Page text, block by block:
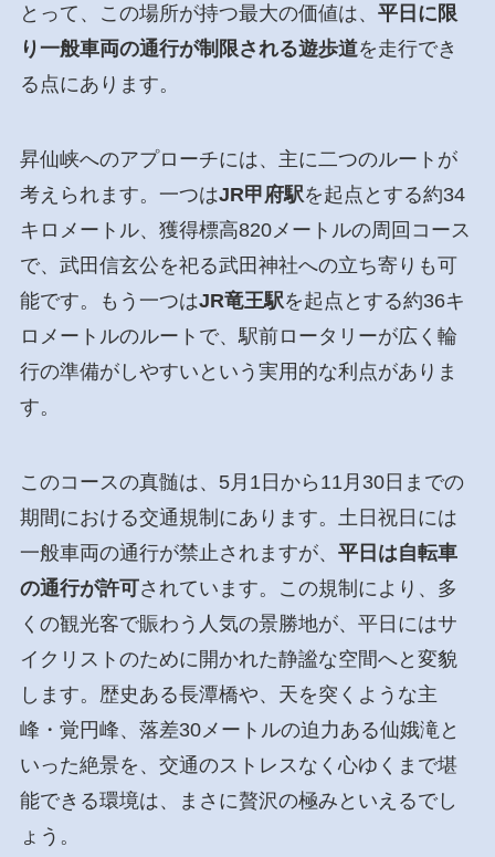
とって、この場所が持つ最大の価値は、 平日に限
り一般車両の通行が制限される遊歩道を走行でき
る点にあります。
昇仙峡へのアプローチには、主に二つのルートが
考えられます。一つはJR甲府駅を起点とする約34
キロメートル、獲得標高820メートルの周回コース
で、武田信玄公を祀る武田神社への立ち寄りも可
能です。もう一つはJR竜王駅を起点とする約36キ
ロメートルのルートで、駅前ロータリーが広く輪
行の準備がしやすいという実用的な利点がありま
す。
このコースの真髄は、5月1日から11月30日までの
期間における交通規制にあります。土日祝日には
一般車両の通行が禁止されますが、 平日は自転車
の通行が許可されています。この規制により、多
くの観光客で賑わう人気の景勝地が、平日にはサ
イクリストのために開かれた静謐な空間へと変貌
します。歴史ある長潭橋や、天を突くような主
峰・覚円峰、落差30メートルの迫力ある仙娥滝と
いった絶景を、交通のストレスなく心ゆくまで堪
能できる環境は、まさに贅沢の極みといえるでし
ょう。